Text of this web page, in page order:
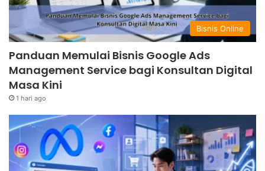
Bisnis Online
Panduan Memulai Bisnis Google Ads
Management Service bagi Konsultan Digital
Masa Kini
1 hari ago